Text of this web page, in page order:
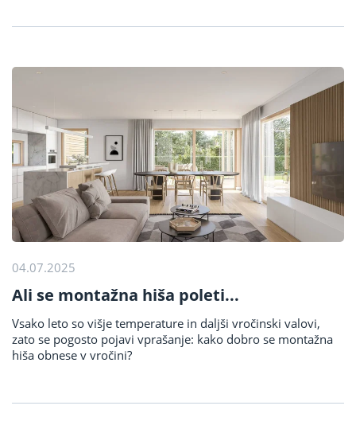
04.07.2025
Ali se montažna hiša poleti...
Vsako leto so višje temperature in daljši vročinski valovi,
zato se pogosto pojavi vprašanje: kako dobro se montažna
hiša obnese v vročini?